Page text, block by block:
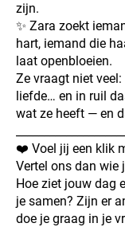
zijn.
✨ Zara zoekt
hart, iemand die
laat openbloeien.
Ze vraagt niet
liefde… en in ruil
wat ze heeft — en
❤️ Voel jij een klik
Vertel ons dan wie
Hoe ziet jouw dag
je samen? Zijn er
doe je graag in je